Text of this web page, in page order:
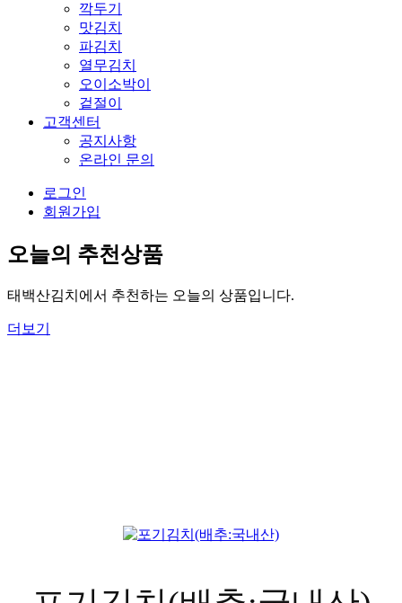
깍두기
맛김치
파김치
열무김치
오이소박이
겉절이
고객센터
공지사항
온라인 문의
로그인
회원가입
오늘의 추천상품
태백산김치에서 추천하는 오늘의 상품입니다.
더보기